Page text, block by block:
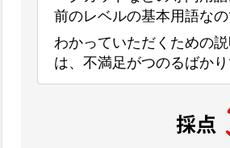
前のレベルの基本用語な
わかっていただくための
は、不満足がつのるばか